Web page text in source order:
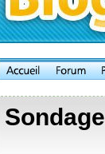
Sondage